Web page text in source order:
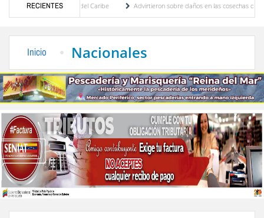
RECIENTES
y del Caribe
Advirtieron sobre daños en las cosechas de los Andes
Inicio Nacionales